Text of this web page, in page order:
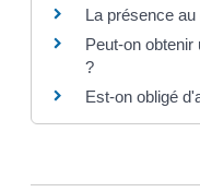
La présence
Peut-on obtenir
?
Est-on obligé